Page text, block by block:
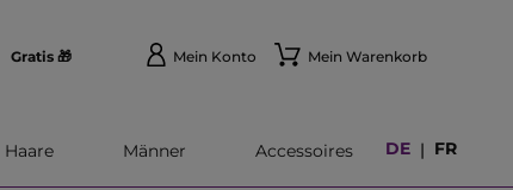
Gratis 🎁 Mein Konto Mein Warenkorb
DE | FR
Haare Männer Accessoires